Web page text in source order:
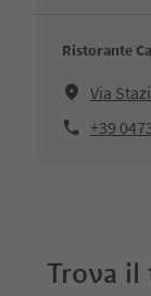
Ristorante
Via
+39
Trova il